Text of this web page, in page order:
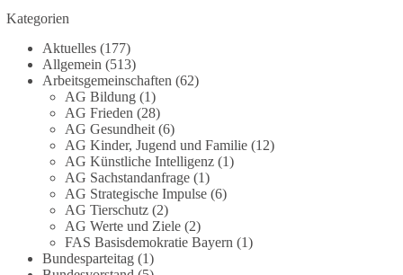
28 53
DieBasis
23 Stunden zuvor
Stimmen der dieBasis – heute mit dem
„Demokratie-Bestatter“
Die Energiewende ist bisher kein Erfolg, sondern
Kategorien
Aktuelles(177)
Allgemein (513)
Arbeitsgemeinschaften (62)
AG Bildung(1)
AG Frieden (28)
AG Gesundheit(6)
AG Kinder, Jugend und Familie(12)
AG Künstliche Intelligenz(1)
AG Sachstandanfrage(1)
AG Strategische Impulse(6)
AG Tierschutz(2)
AG Werte und Ziele(2)
FAS Basisdemokratie Bayern (1)
Bundesparteitag(1)